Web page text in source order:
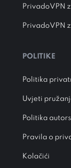
PrivadoVPN
PrivadoVPN
POLITIKE
Politika
Uvjeti
Politika
Pravila o
Kolačići